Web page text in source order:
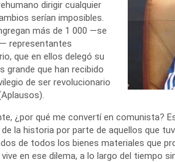
dirigir cualquier
serían imposibles.
más de 1 000 —se
representantes
que en ellos delegó su
grande que han recibido
de ser revolucionario
¿por qué me convertí en comunista?
la historia por parte de aquellos que
de todos los bienes materiales que
en ese dilema, a lo largo del tiempo